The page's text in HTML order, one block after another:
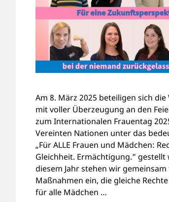
Am 8. März 2025 beteiligen sich die
mit voller Überzeugung an den
zum Internationalen Frauentag
Vereinten Nationen unter das
„Für ALLE Frauen und Mädchen:
Gleichheit. Ermächtigung.“ gestellt
diesem Jahr stehen wir
Maßnahmen ein, die gleiche
für alle Mädchen …